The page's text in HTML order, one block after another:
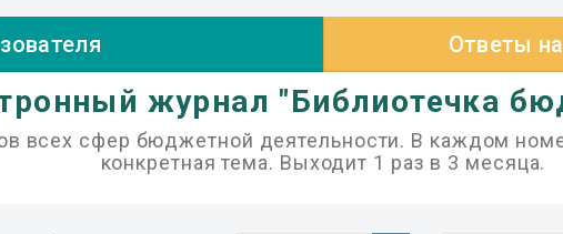
Ответы
журнал "Библиотечка
всех сфер бюджетной деятельности. В каждом
конкретная тема. Выходит 1 раз в 3 месяца.